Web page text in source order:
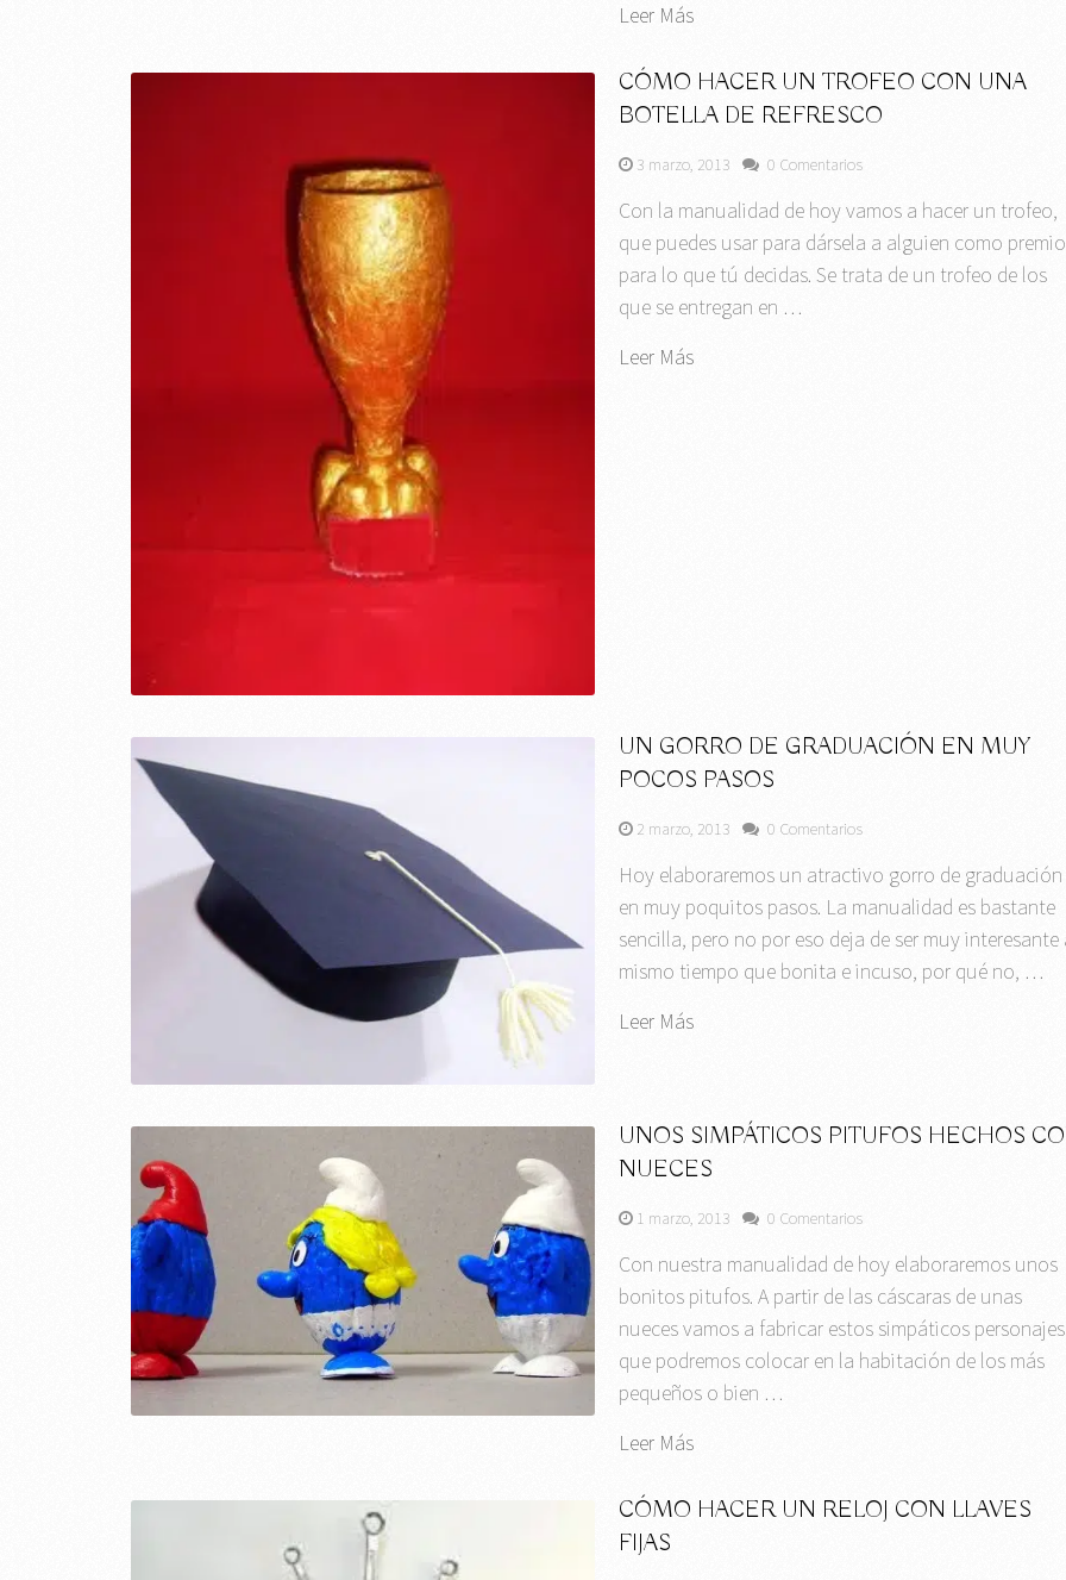
Leer Más
CÓMO HACER UN TROFEO CON UNA
BOTELLA DE REFRESCO
3 marzo, 2013 0 Comentarios
Con la manualidad de hoy vamos a hacer un trofeo,
que puedes usar para dársela a alguien como premio
para lo que tú decidas. Se trata de un trofeo de los
que se entregan en …
Leer Más
UN GORRO DE GRADUACIÓN EN MUY
POCOS PASOS
2 marzo, 2013 0 Comentarios
Hoy elaboraremos un atractivo gorro de graduación
en muy poquitos pasos. La manualidad es bastante
sencilla, pero no por eso deja de ser muy interesante
mismo tiempo que bonita e incuso, por qué no, …
Leer Más
UNOS SIMPÁTICOS PITUFOS HECHOS
NUECES
1 marzo, 2013 0 Comentarios
Con nuestra manualidad de hoy elaboraremos unos
bonitos pitufos. A partir de las cáscaras de unas
nueces vamos a fabricar estos simpáticos
que podremos colocar en la habitación de los más
pequeños o bien …
Leer Más
CÓMO HACER UN RELOJ CON LLAVES
FIJAS